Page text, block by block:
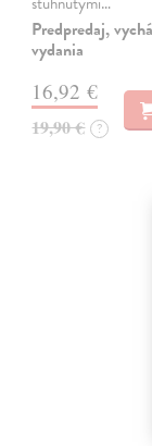
Predpredaj,
vydania
16,92 €
19,90 € ?